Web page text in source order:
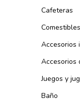
Cafeteras
Comestibles
Accesorios
Accesorios
Juegos y
Baño